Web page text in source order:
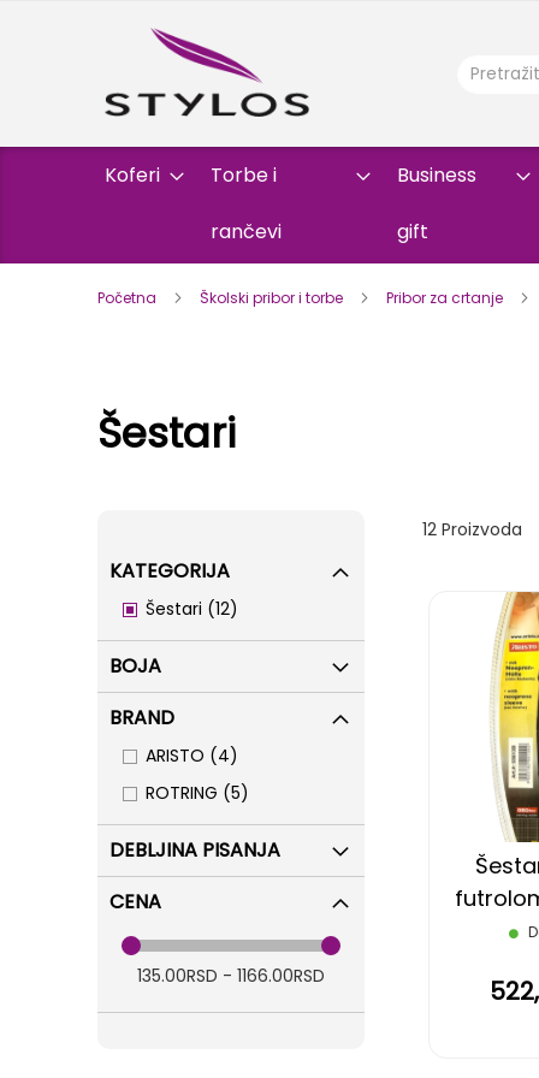
Koferi Torbe i
rančevi
Business
gift
Početna Školski pribor i torbe Pribor za crtanje
Šestari
12Proizvoda
KATEGORIJA
Šestari 12
items
BOJA
BRAND
ARISTO 4
items
ROTRING 5
items
DEBLJINA PISANJA
CENA
135.00RSD - 1166.00RSD